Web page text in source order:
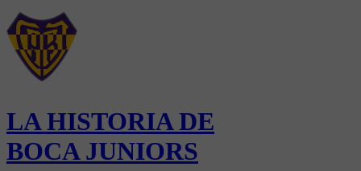
LA HISTORIA DE
BOCA JUNIORS